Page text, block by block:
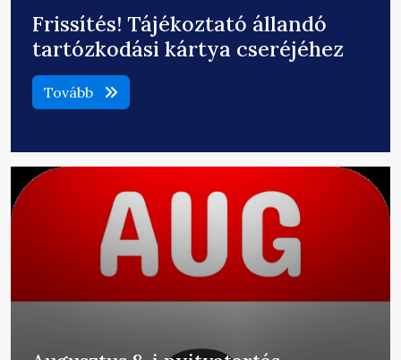
Frissítés! Tájékoztató állandó
tartózkodási kártya cseréjéhez
Tovább